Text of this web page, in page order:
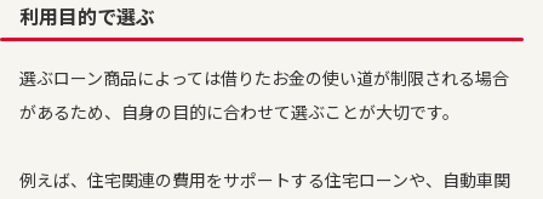
利用目的で選ぶ
選ぶローン商品によっては借りたお金の使い道が制限される場合
があるため、自身の目的に合わせて選ぶことが大切です。
例えば、住宅関連の費用をサポートする住宅ローンや、自動車関